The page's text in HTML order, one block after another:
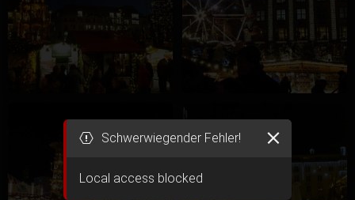
Schwerwiegender Fehler!
Local access blocked